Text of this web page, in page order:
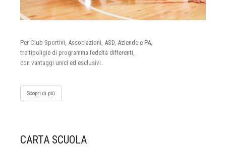
Per Club Sportivi, Associazioni, ASD, Aziende e PA,
tre tipoligie di programma fedeltà differenti,
con vantaggi unici ed esclusivi.
Scopri di più
CARTA SCUOLA